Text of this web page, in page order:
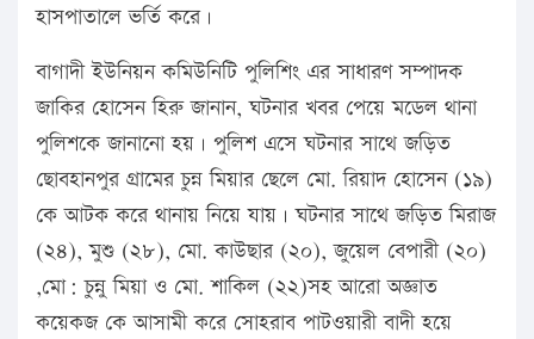
হাসপাতালে ভর্তি করে।
বাগাদী ইউনিয়ন কমিউনিটি পুলিশিং এর সাধারণ সম্পাদক
জাকির হোসেন হিরু জানান, ঘটনার খবর পেয়ে মডেল থানা
পুলিশকে জানানো হয়। পুলিশ এসে ঘটনার সাথে জড়িত
ছোবহানপুর গ্রামের চুন্ন মিয়ার ছেলে মো. রিয়াদ হোসেন (১৯)
কে আটক করে থানায় নিয়ে যায়। ঘটনার সাথে জড়িত মিরাজ
(২৪), মুশু (২৮), মো. কাউছার (২০), জুয়েল বেপারী (২০)
,মো: চুন্নু মিয়া ও মো. শাকিল (২২)সহ আরো অজ্ঞাত
কয়েকজ কে আসামী করে সোহরাব পাটওয়ারী বাদী হয়ে